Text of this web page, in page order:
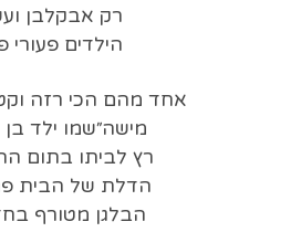
רק אבקלבן
הילדים פעורי
אחד מהם הכי רזה
מישה״שמו ילד
רץ לביתו בתום
הדלת של הבית
הבלגן מטורף